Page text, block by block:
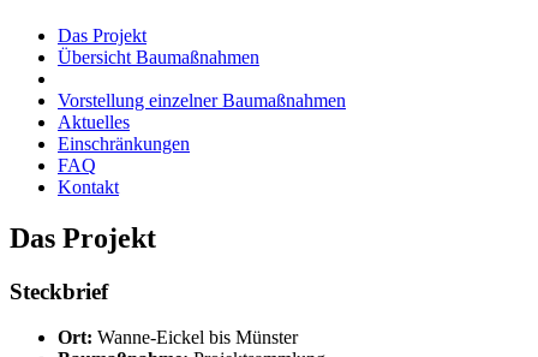
Das Projekt
Übersicht Baumaßnahmen
Vorstellung einzelner Baumaßnahmen
Aktuelles
Einschränkungen
FAQ
Kontakt
Das Projekt
Steckbrief
Ort: Wanne-Eickel bis Münster